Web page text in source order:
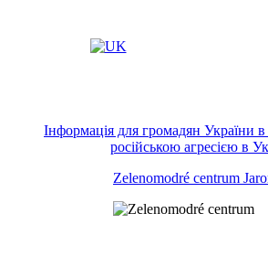
Інформація для громадян України в
російською агресією в
Zelenomodré centrum